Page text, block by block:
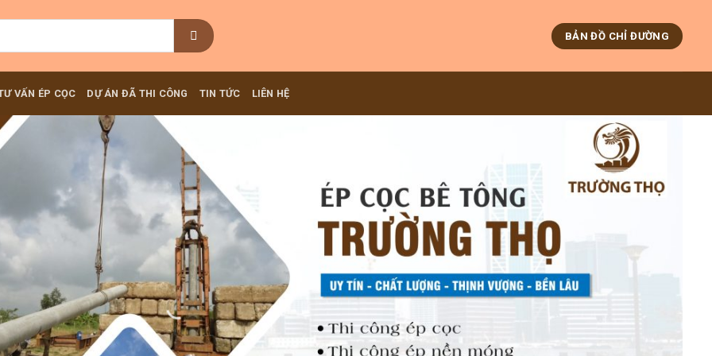
BẢN ĐỒ CHỈ ĐƯỜNG
VẤN ÉP CỌC DỰ ÁN ĐÃ THI CÔNG TIN TỨC LIÊN HỆ